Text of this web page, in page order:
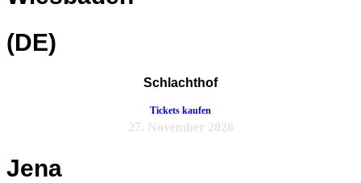
(DE)
Schlachthof
Tickets kaufen
27. November 2026
Jena